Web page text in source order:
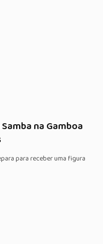
na Gamboa
para receber uma figura